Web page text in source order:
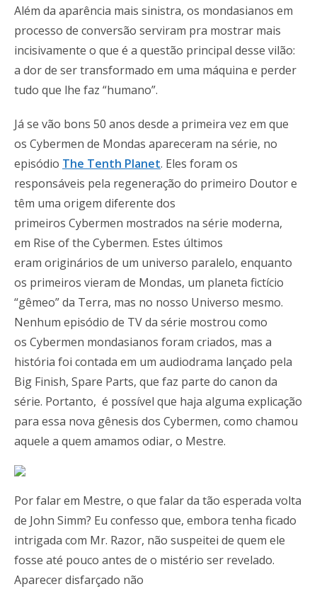
Além da aparência mais sinistra, os mondasianos em
processo de conversão serviram pra mostrar mais
incisivamente o que é a questão principal desse vilão:
a dor de ser transformado em uma máquina e perder
tudo que lhe faz “humano”.
Já se vão bons 50 anos desde a primeira vez em que
os Cybermen de Mondas apareceram na série, no
episódio The Tenth Planet. Eles foram os
responsáveis pela regeneração do primeiro Doutor e
têm uma origem diferente dos
primeiros Cybermen mostrados na série moderna,
em Rise of the Cybermen. Estes últimos
eram originários de um universo paralelo, enquanto
os primeiros vieram de Mondas, um planeta fictício
“gêmeo” da Terra, mas no nosso Universo mesmo.
Nenhum episódio de TV da série mostrou como
os Cybermen mondasianos foram criados, mas a
história foi contada em um audiodrama lançado pela
Big Finish, Spare Parts, que faz parte do canon da
série. Portanto, é possível que haja alguma explicação
para essa nova gênesis dos Cybermen, como chamou
aquele a quem amamos odiar, o Mestre.
Por falar em Mestre, o que falar da tão esperada volta
de John Simm? Eu confesso que, embora tenha ficado
intrigada com Mr. Razor, não suspeitei de quem ele
fosse até pouco antes de o mistério ser revelado.
Aparecer disfarçado não